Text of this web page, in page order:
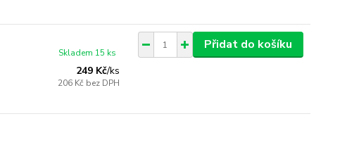
249 Kč/ks
206 Kč bez DPH
Skladem 15 ks
Přidat do košíku